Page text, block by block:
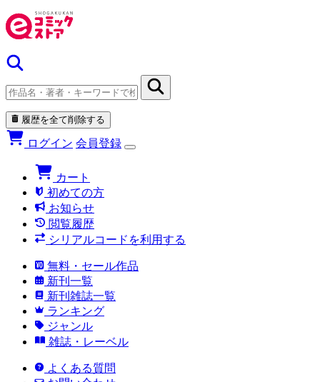
履歴を全て削除する
ログイン 会員登録
カート
初めての方
お知らせ
閲覧履歴
シリアルコードを利用する
無料・セール作品
新刊一覧
新刊雑誌一覧
ランキング
ジャンル
雑誌・レーベル
よくある質問